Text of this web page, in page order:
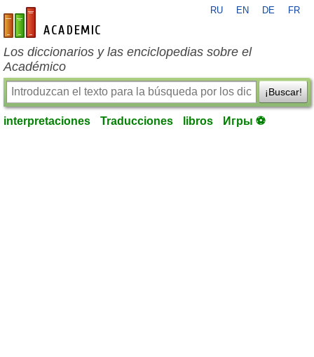
es-academic.com
RU EN DE FR
Los diccionarios y las enciclopedias sobre el
Académico
¡Buscar!
interpretaciones Traducciones libros Игры ⚽